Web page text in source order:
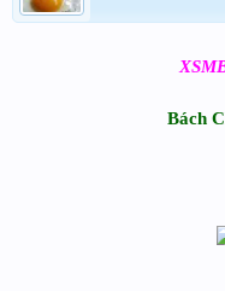
Bách